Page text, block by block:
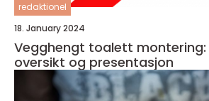
redaktionel
18. January 2024
Vegghengt toalett montering:
oversikt og presentasjon